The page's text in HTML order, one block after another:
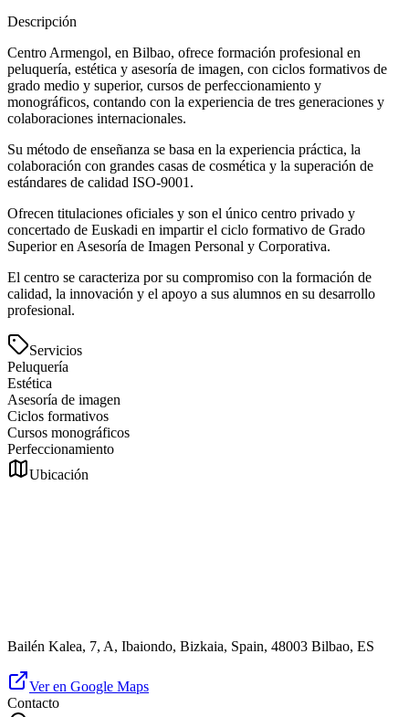
Descripción
Centro Armengol, en Bilbao, ofrece formación profesional en
peluquería, estética y asesoría de imagen, con ciclos formativos de
grado medio y superior, cursos de perfeccionamiento y
monográficos, contando con la experiencia de tres generaciones y
colaboraciones internacionales.
Su método de enseñanza se basa en la experiencia práctica, la
colaboración con grandes casas de cosmética y la superación de
estándares de calidad ISO-9001.
Ofrecen titulaciones oficiales y son el único centro privado y
concertado de Euskadi en impartir el ciclo formativo de Grado
Superior en Asesoría de Imagen Personal y Corporativa.
El centro se caracteriza por su compromiso con la formación de
calidad, la innovación y el apoyo a sus alumnos en su desarrollo
profesional.
Servicios
Peluquería
Estética
Asesoría de imagen
Ciclos formativos
Cursos monográficos
Perfeccionamiento
Ubicación
Bailén Kalea, 7, A, Ibaiondo, Bizkaia, Spain, 48003 Bilbao, ES
Ver en Google Maps
Contacto